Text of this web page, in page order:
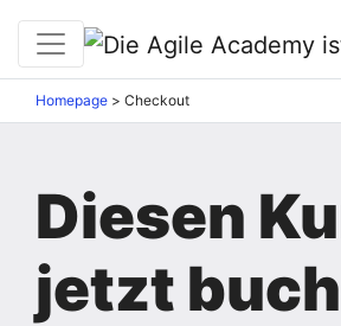
Homepage > Checkout
Diesen
jetzt